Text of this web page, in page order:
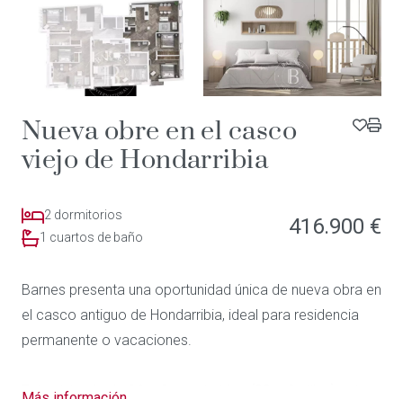
Nueva obre en el casco
viejo de Hondarribia
2 dormitorios
1 cuartos de baño
416.900 €
Barnes presenta una oportunidad única de nueva obra en
el casco antiguo de Hondarribia, ideal para residencia
permanente o vacaciones.
Esta vivienda de 96 m2 construidos (88 m2 utiles) esta